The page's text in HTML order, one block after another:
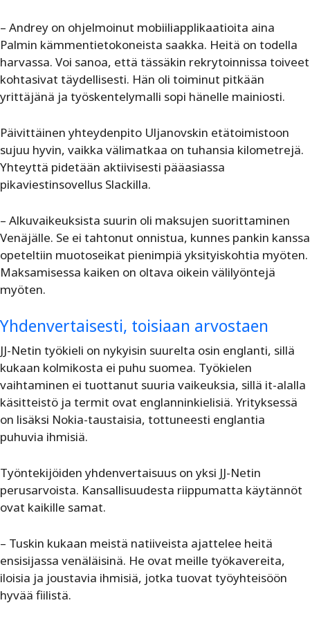
– Andrey on ohjelmoinut mobiiliapplikaatioita aina
Palmin kämmentietokoneista saakka. Heitä on todella
harvassa. Voi sanoa, että tässäkin rekrytoinnissa toiveet
kohtasivat täydellisesti. Hän oli toiminut pitkään
yrittäjänä ja työskentelymalli sopi hänelle mainiosti.
Päivittäinen yhteydenpito Uljanovskin etätoimistoon
sujuu hyvin, vaikka välimatkaa on tuhansia kilometrejä.
Yhteyttä pidetään aktiivisesti pääasiassa
pikaviestinsovellus Slackilla.
– Alkuvaikeuksista suurin oli maksujen suorittaminen
Venäjälle. Se ei tahtonut onnistua, kunnes pankin kanssa
opeteltiin muotoseikat pienimpiä yksityiskohtia myöten.
Maksamisessa kaiken on oltava oikein välilyöntejä
myöten.
Yhdenvertaisesti, toisiaan arvostaen
JJ-Netin työkieli on nykyisin suurelta osin englanti, sillä
kukaan kolmikosta ei puhu suomea. Työkielen
vaihtaminen ei tuottanut suuria vaikeuksia, sillä it-alalla
käsitteistö ja termit ovat englanninkielisiä. Yrityksessä
on lisäksi Nokia-taustaisia, tottuneesti englantia
puhuvia ihmisiä.
Työntekijöiden yhdenvertaisuus on yksi JJ-Netin
perusarvoista. Kansallisuudesta riippumatta käytännöt
ovat kaikille samat.
– Tuskin kukaan meistä natiiveista ajattelee heitä
ensisijassa venäläisinä. He ovat meille työkavereita,
iloisia ja joustavia ihmisiä, jotka tuovat työyhteisöön
hyvää fiilistä.